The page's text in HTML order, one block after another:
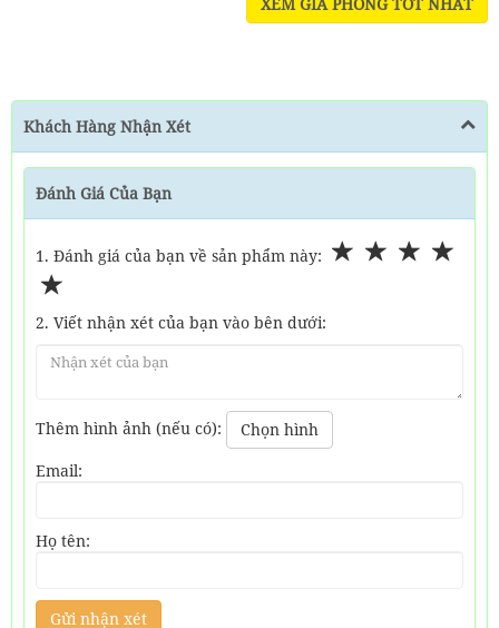
Khách Hàng Nhận Xét
Đánh Giá Của Bạn
1. Đánh giá của bạn về sản phẩm này:
2. Viết nhận xét của bạn vào bên dưới:
Thêm hình ảnh (nếu có):
Chọn hình
Email:
Họ tên: